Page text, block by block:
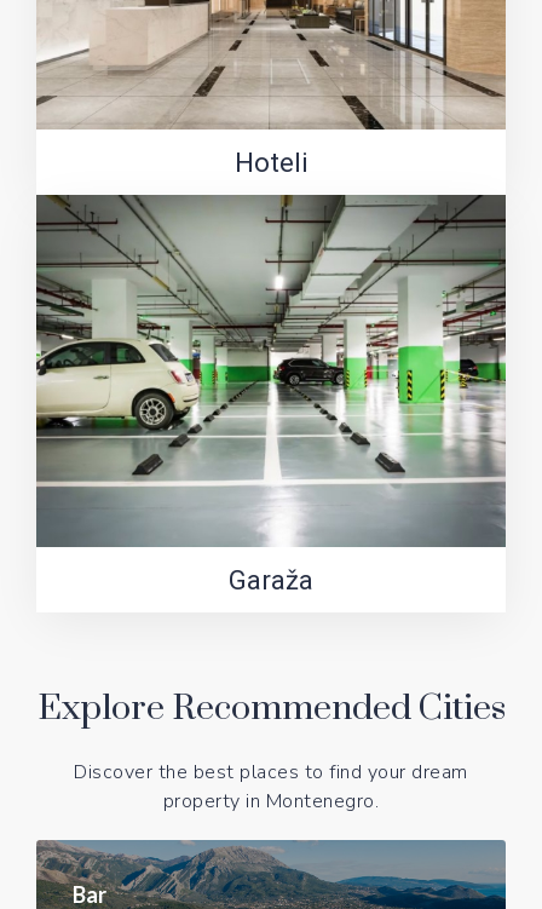
Hoteli
Garaža
Explore Recommended Cities
Discover the best places to find your dream
property in Montenegro.
Bar